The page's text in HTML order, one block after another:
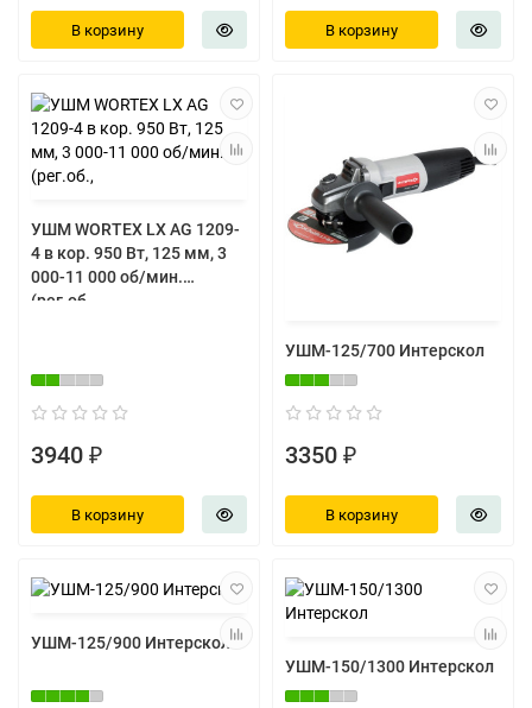
В корзину В корзину
УШМ WORTEX LX AG 1209-
4 в кор. 950 Вт, 125 мм, 3
000-11 000 об/мин.
(рег.об.,
3940 ₽
В корзину
УШМ-125/700 Интерскол
3350 ₽
В корзину
УШМ-125/900 Интерскол
УШМ-150/1300 Интерскол